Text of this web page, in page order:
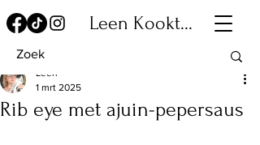
Leen Kookt...
Rib eye met ajuin-pepersaus
Leen
1 mrt 2025